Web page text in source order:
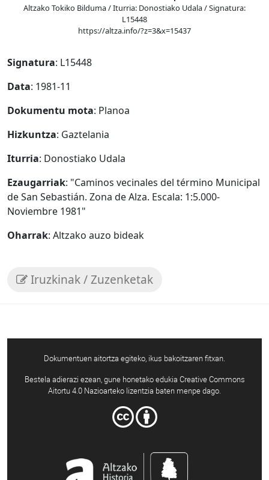
Altzako Tokiko Bilduma / Iturria: Donostiako Udala / Signatura:
L15448
https://altza.info/?z=3&x=15437
Signatura: L15448
Data: 1981-11
Dokumentu mota: Planoa
Hizkuntza: Gaztelania
Iturria: Donostiako Udala
Ezaugarriak: "Caminos vecinales del término Municipal
de San Sebastián. Zona de Alza. Escala: 1:5.000-
Noviembre 1981"
Oharrak: Altzako auzo bideak
Iruzkinak / Zuzenketak
Dokumentuen aitortza egiteko, ikus bakoitzaren fitxan.
Bestela adierazi ezean, gune honetako edukia Creative Commons
Aitortu 4.0 Nazioarteko lizentzia baten menpe dago.